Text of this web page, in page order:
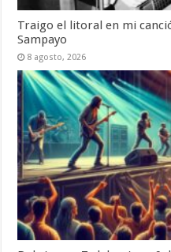
Traigo el litoral en mi
Sampayo
8 agosto, 2026